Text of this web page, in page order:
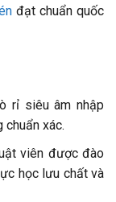
đạt chuẩn quốc
rỉ siêu âm nhập
chuẩn xác.
viên được đào
học lưu chất và